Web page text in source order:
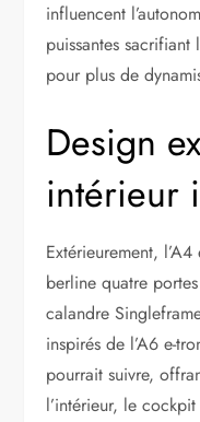
influencent
puissantes
pour plus de
Design
intérieur
Extérieurement,
berline quatre
calandre
inspirés de l’A6 e-
pourrait suivre,
l’intérieur, le